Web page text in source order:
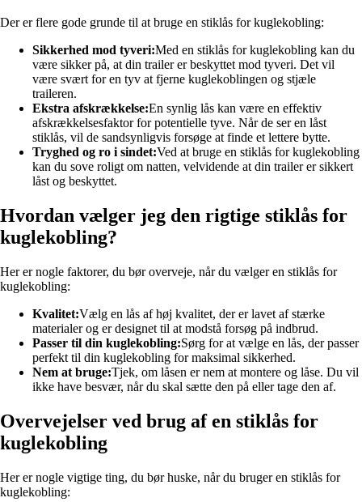
Der er flere gode grunde til at bruge en stiklås for kuglekobling:
Sikkerhed mod tyveri:Med en stiklås for kuglekobling kan du
være sikker på, at din trailer er beskyttet mod tyveri. Det vil
være svært for en tyv at fjerne kuglekoblingen og stjæle
traileren.
Ekstra afskrækkelse:En synlig lås kan være en effektiv
afskrækkelsesfaktor for potentielle tyve. Når de ser en låst
stiklås, vil de sandsynligvis forsøge at finde et lettere bytte.
Tryghed og ro i sindet:Ved at bruge en stiklås for kuglekobling
kan du sove roligt om natten, velvidende at din trailer er sikkert
låst og beskyttet.
Hvordan vælger jeg den rigtige stiklås for
kuglekobling?
Her er nogle faktorer, du bør overveje, når du vælger en stiklås for
kuglekobling:
Kvalitet:Vælg en lås af høj kvalitet, der er lavet af stærke
materialer og er designet til at modstå forsøg på indbrud.
Passer til din kuglekobling:Sørg for at vælge en lås, der passer
perfekt til din kuglekobling for maksimal sikkerhed.
Nem at bruge:Tjek, om låsen er nem at montere og låse. Du vil
ikke have besvær, når du skal sætte den på eller tage den af.
Overvejelser ved brug af en stiklås for
kuglekobling
Her er nogle vigtige ting, du bør huske, når du bruger en stiklås for
kuglekobling: